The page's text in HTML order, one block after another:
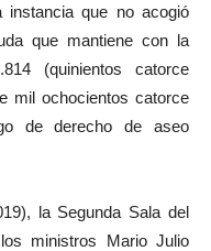
que no acogió
que mantiene con la
(quinientos catorce
mil ochocientos catorce
de derecho de aseo
la Segunda Sala del
ministros Mario Julio